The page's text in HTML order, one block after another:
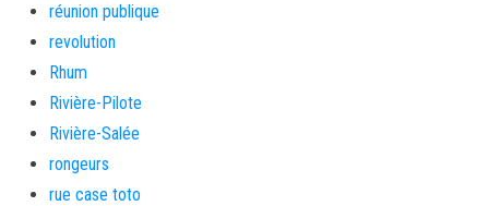
réunion publique
revolution
Rhum
Rivière-Pilote
Rivière-Salée
rongeurs
rue case toto